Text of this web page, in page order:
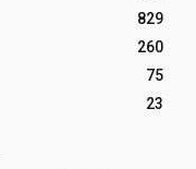
829
260
75
23